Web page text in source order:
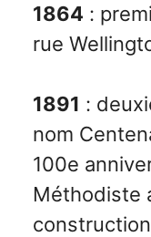
1864 :
rue
1891 :
nom
100e
Méthodiste